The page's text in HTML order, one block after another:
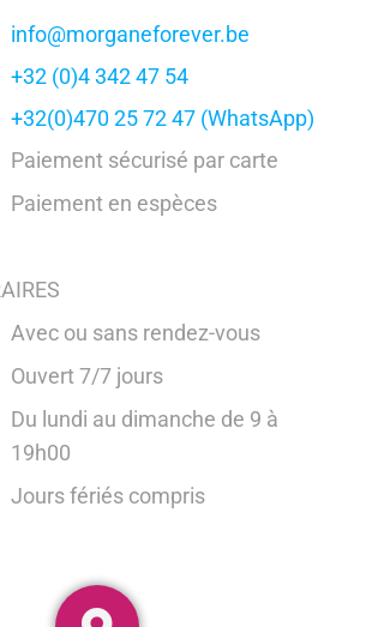
info@morganeforever.be
+32 (0)4 342 47 54
+32(0)470 25 72 47 (WhatsApp)
Paiement sécurisé par carte
Paiement en espèces
Avec ou sans rendez-vous
Ouvert 7/7 jours
Du lundi au dimanche de 9 à
19h00
Jours fériés compris